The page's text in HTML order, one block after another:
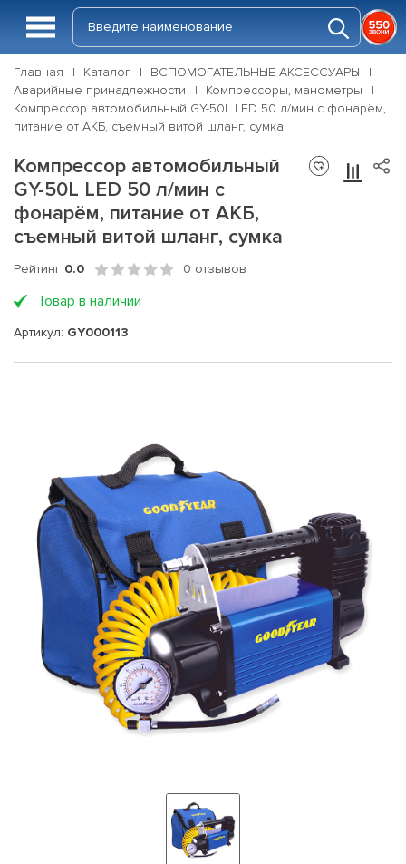
Главная Каталог
ВСПОМОГАТЕЛЬНЫЕ АКСЕССУАРЫ
Аварийные принадлежности
Компрессоры, манометры
Компрессор автомобильный GY-50L LED 50 л/мин с фонарём,
питание от АКБ, съемный витой шланг, сумка
Компрессор автомобильный
GY-50L LED 50 л/мин с
фонарём, питание от АКБ,
съемный витой шланг, сумка
Рейтинг 0.0 0 отзывов
Товар в наличии
Артикул: GY000113